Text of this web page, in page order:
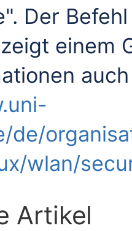
Der
einem
de/
wlan/
Artikel